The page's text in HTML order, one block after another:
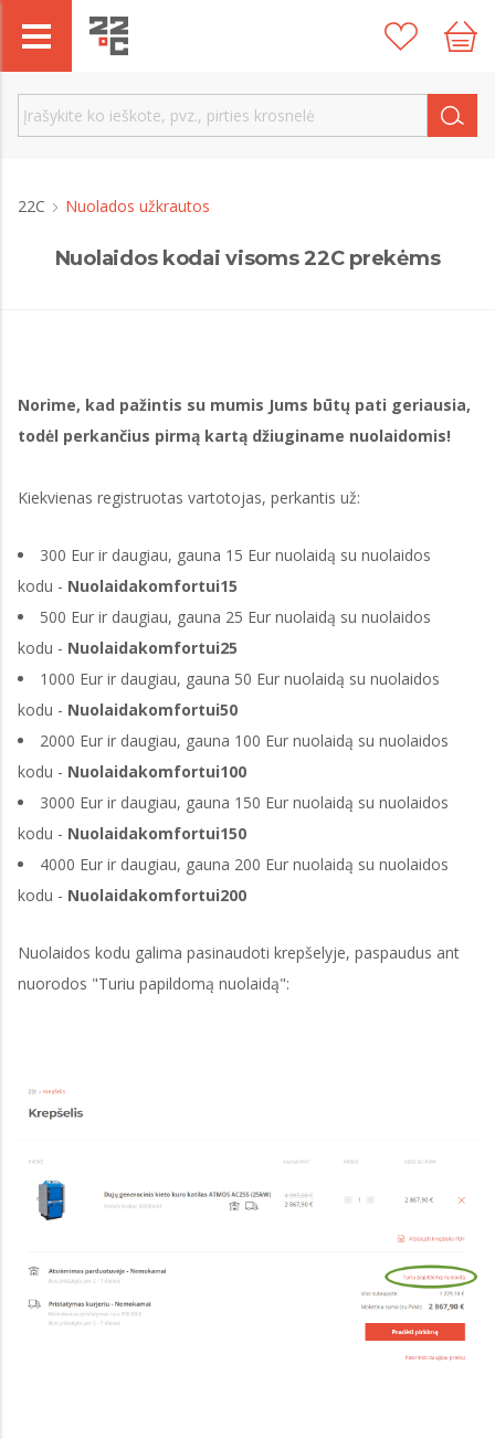
22C Nuolados užkrautos
Nuolaidos kodai visoms 22C prekėms
Norime, kad pažintis su mumis Jums būtų pati geriausia,
todėl perkančius pirmą kartą džiuginame nuolaidomis!
Kiekvienas registruotas vartotojas, perkantis už:
300 Eur ir daugiau, gauna 15 Eur nuolaidą su nuolaidos
kodu - Nuolaidakomfortui15
500 Eur ir daugiau, gauna 25 Eur nuolaidą su nuolaidos
kodu - Nuolaidakomfortui25
1000 Eur ir daugiau, gauna 50 Eur nuolaidą su nuolaidos
kodu - Nuolaidakomfortui50
2000 Eur ir daugiau, gauna 100 Eur nuolaidą su nuolaidos
kodu - Nuolaidakomfortui100
3000 Eur ir daugiau, gauna 150 Eur nuolaidą su nuolaidos
kodu - Nuolaidakomfortui150
4000 Eur ir daugiau, gauna 200 Eur nuolaidą su nuolaidos
kodu - Nuolaidakomfortui200
Nuolaidos kodu galima pasinaudoti krepšelyje, paspaudus ant
nuorodos "Turiu papildomą nuolaidą":